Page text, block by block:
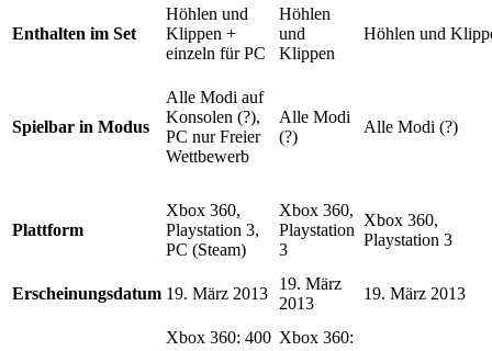
Enthalten im Set
Höhlen und
Klippen +
einzeln für PC
Höhlen
und
Klippen
Höhlen und
Spielbar in Modus
Alle Modi auf
Konsolen (?),
PC nur Freier
Wettbewerb
Alle Modi
(?)
Alle Modi (?)
Plattform
Xbox 360,
Playstation 3,
PC (Steam)
Xbox 360,
Playstation
3
Xbox 360,
Playstation 3
Erscheinungsdatum 19. März 2013
19. März
2013
19. März 2013
Xbox 360: 400 Xbox 360: